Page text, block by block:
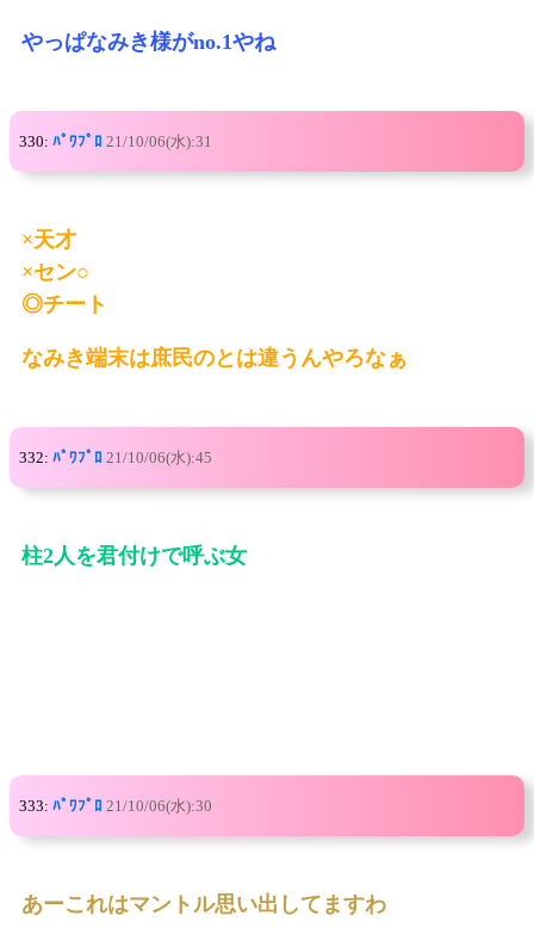
やっぱなみき様がno.1やね
330: ﾊﾟﾜﾌﾟﾛ 21/10/06(水):31
×天才
×セン○
◎チート
なみき端末は庶民のとは違うんやろなぁ
332: ﾊﾟﾜﾌﾟﾛ 21/10/06(水):45
柱2人を君付けで呼ぶ女
333: ﾊﾟﾜﾌﾟﾛ 21/10/06(水):30
あーこれはマントル思い出してますわ